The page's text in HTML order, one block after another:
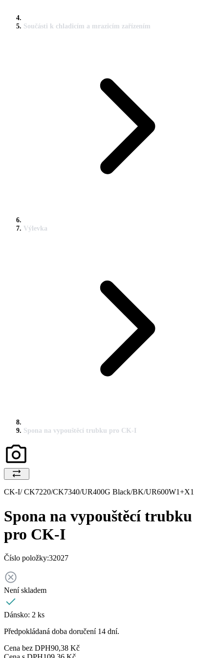
Součásti k chladicím a mrazicím zařízením
Výlevka
Spona na vypouštěcí trubku pro CK-I
CK-I/ CK7220/CK7340/UR400G Black/BK/UR600W1+X1
Spona na vypouštěcí trubku
pro CK-I
Číslo položky:32027
Není skladem
Dánsko: 2 ks
Předpokládaná doba doručení 14 dní.
Cena bez DPH90,38 Kč